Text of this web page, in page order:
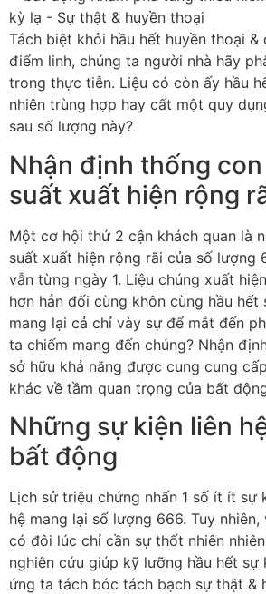
Tách biệt khỏi hầu hết huyền thoại &
điểm linh, chúng ta người nhà hãy
trong thực tiễn. Liệu có còn ấy hầu
nhiên trùng hợp hay cất một quy
sau số lượng này?
Nhận định thống
suất xuất hiện rộng
Một cơ hội thứ 2 cận khách quan là
suất xuất hiện rộng rãi của số lượng
vẫn từng ngày 1. Liệu chúng xuất
hơn hẳn đối cùng khôn cùng hầu hết
mang lại cả chỉ vày sự để mắt đến
ta chiếm mang đến chúng? Nhận
sở hữu khả năng được cung cung
khác về tầm quan trọng của bất
Những sự kiện liên
bất động
Lịch sử triệu chứng nhấn 1 số ít ít sự
hệ mang lại số lượng 666. Tuy
có đôi lúc chỉ cần sự thốt nhiên
nghiên cứu giúp kỹ lưỡng hầu hết sự
ứng ta tách bóc tách bạch sự thật &